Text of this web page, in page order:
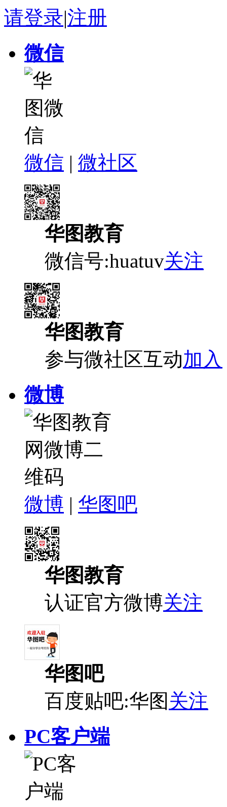
请登录|注册
微信
微信 | 微社区
华图教育
微信号:huatuv关注
华图教育
参与微社区互动加入
微博
微博 | 华图吧
华图教育
认证官方微博关注
华图吧
百度贴吧:华图 关注
PC客户端